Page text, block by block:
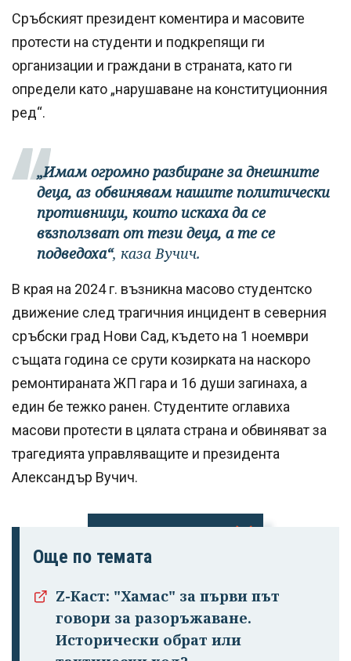
Успешно
излязохте от
профила си!
Сръбският президент коментира и масовите
протести на студенти и подкрепящи ги
организации и граждани в страната, като ги
определи като „нарушаване на конституционния
ред“.
„Имам огромно разбиране за днешните
деца, аз обвинявам нашите политически
противници, които искаха да се
възползват от тези деца, а те се
подведоха“, каза Вучич.
В края на 2024 г. възникна масово студентско
движение след трагичния инцидент в северния
сръбски град Нови Сад, където на 1 ноември
същата година се срути козирката на наскоро
ремонтираната ЖП гара и 16 души загинаха, а
един бе тежко ранен. Студентите оглавиха
масови протести в цялата страна и обвиняват за
трагедията управляващите и президента
Александър Вучич.
Още по темата
Z-Каст: "Хамас" за първи път
говори за разоръжаване.
Исторически обрат или